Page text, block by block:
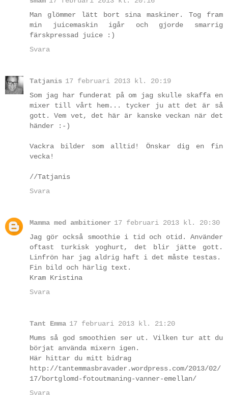
Man glömmer lätt bort sina maskiner. Tog fram
min juicemaskin igår och gjorde smarrig
färskpressad juice :)
Svara
Tatjanis 17 februari 2013 kl. 20:19
Som jag har funderat på om jag skulle skaffa en
mixer till vårt hem... tycker ju att det är så
gott. Vem vet, det här är kanske veckan när det
händer :-)
Vackra bilder som alltid! Önskar dig en fin
vecka!
//Tatjanis
Svara
Mamma med ambitioner 17 februari 2013 kl. 20:30
Jag gör också smoothie i tid och otid. Använder
oftast turkisk yoghurt, det blir jätte gott.
Linfrön har jag aldrig haft i det måste testas.
Fin bild och härlig text.
Kram Kristina
Svara
Tant Emma 17 februari 2013 kl. 21:20
Mums så god smoothien ser ut. Vilken tur att du
börjat använda mixern igen.
Här hittar du mitt bidrag
http://tantemmasbravader.wordpress.com/2013/02/
17/bortglomd-fotoutmaning-vanner-emellan/
Svara